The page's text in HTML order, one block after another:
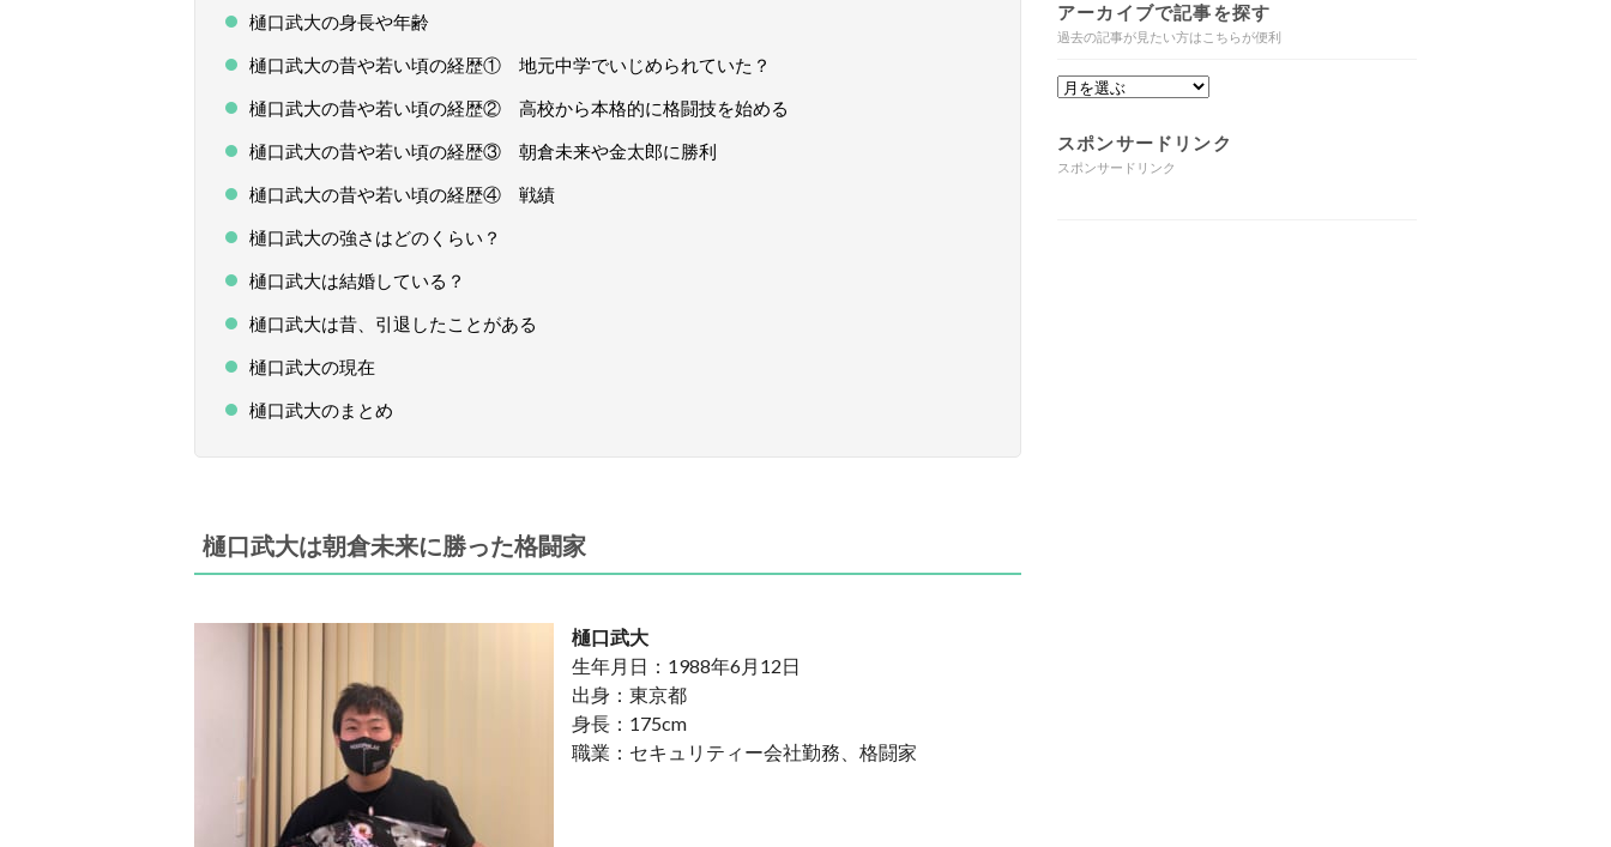
樋口武大の身長や年齢
樋口武大の昔や若い頃の経歴① 地元中学でいじめられていた？
樋口武大の昔や若い頃の経歴② 高校から本格的に格闘技を始める
樋口武大の昔や若い頃の経歴③ 朝倉未来や金太郎に勝利
樋口武大の昔や若い頃の経歴④ 戦績
樋口武大の強さはどのくらい？
樋口武大は結婚している？
樋口武大は昔、引退したことがある
樋口武大の現在
樋口武大のまとめ
樋口武大は朝倉未来に勝った格闘家
樋口武大
生年月日：1988年6月12日
出身：東京都
身長：175cm
職業：セキュリティー会社勤務、格闘家
アーカイブで記事を探す
過去の記事が見たい方はこちらが便利
スポンサードリンク
スポンサードリンク